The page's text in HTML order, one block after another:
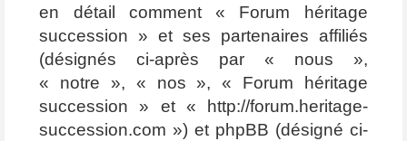
en détail comment « Forum héritage
succession » et ses partenaires affiliés
(désignés ci-après par « nous »,
« notre », « nos », « Forum héritage
succession » et « http://forum.heritage-
succession.com ») et phpBB (désigné ci-